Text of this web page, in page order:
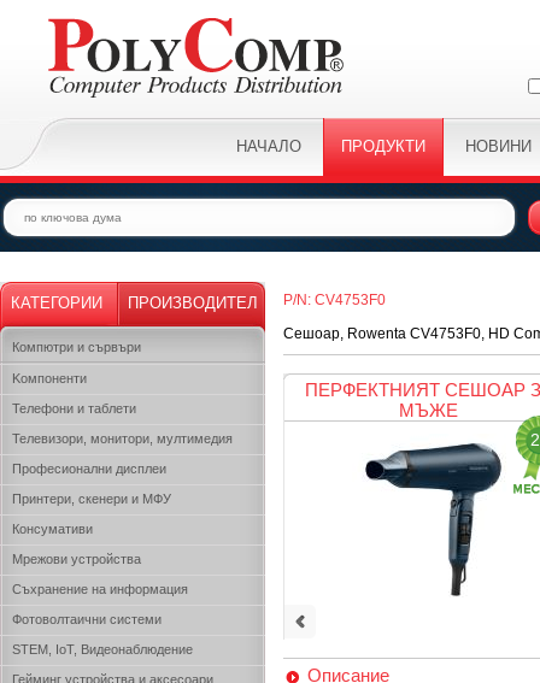
НАЧАЛО ПРОДУКТИ НОВИНИ
КАТЕГОРИИ ПРОИЗВОДИТЕЛ
Компютри и сървъри
Kомпоненти
Телефони и таблети
Телевизори, монитори, мултимедия
Професионални дисплеи
Принтери, скенери и МФУ
Консумативи
Мрежови устройства
Съхранение на информация
Фотоволтаични системи
STEM, IoT, Видеонаблюдение
Гейминг устройства и аксесоари
P/N: CV4753F0
Сешоар, Rowenta CV4753F0, HD
ПЕРФЕКТНИЯТ СЕШОАР
МЪЖЕ
Описание